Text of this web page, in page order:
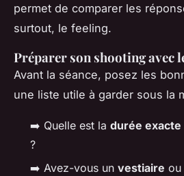
permet de comparer les
surtout, le feeling.
Préparer son shooting avec
Avant la séance, posez les
une liste utile à garder sous la
➡️ Quelle est la durée exacte
?
➡️ Avez-vous un vestiaire ou